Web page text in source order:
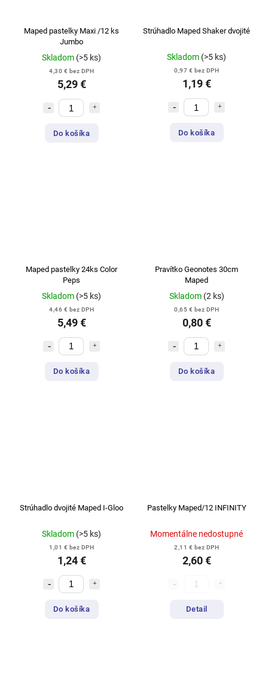
Maped pastelky Maxi /12 ks
Jumbo
Skladom (>5 ks)
4,30 € bez DPH
5,29 €
Do košíka
Strúhadlo Maped Shaker dvojité
Skladom (>5 ks)
0,97 € bez DPH
1,19 €
Do košíka
Maped pastelky 24ks Color
Peps
Skladom (>5 ks)
4,46 € bez DPH
5,49 €
Do košíka
Pravítko Geonotes 30cm
Maped
Skladom (2 ks)
0,65 € bez DPH
0,80 €
Do košíka
Strúhadlo dvojité Maped I-Gloo
Skladom (>5 ks)
1,01 € bez DPH
1,24 €
Do košíka
Pastelky Maped/12 INFINITY
Momentálne nedostupné
2,11 € bez DPH
2,60 €
Detail